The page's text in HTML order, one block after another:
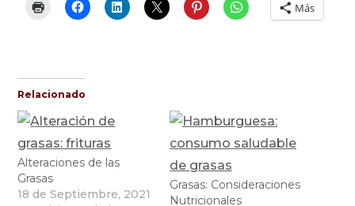
Más
Relacionado
Alteraciones de las
Grasas
18 de Septiembre, 2021
Grasas: Consideraciones
Nutricionales